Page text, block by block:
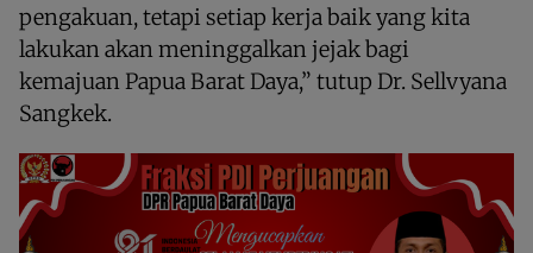
pengakuan, tetapi setiap kerja baik yang kita
lakukan akan meninggalkan jejak bagi
kemajuan Papua Barat Daya,” tutup Dr. Sellvyana
Sangkek.